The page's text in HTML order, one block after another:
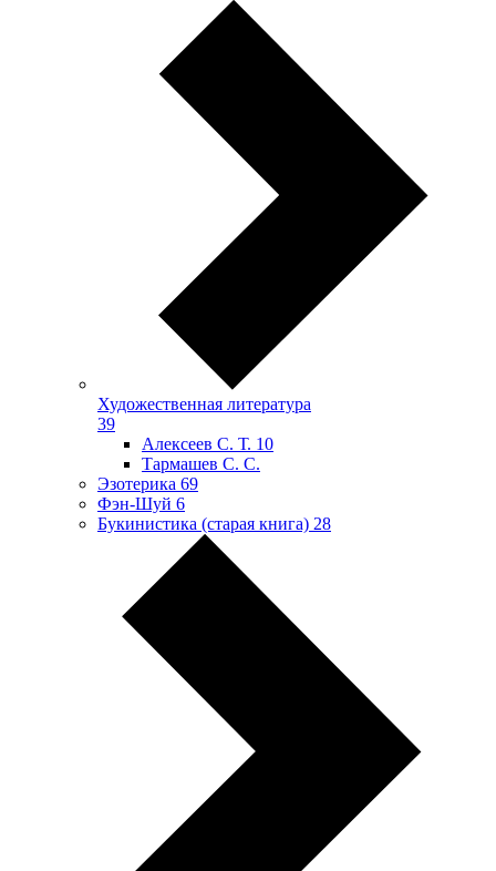
Художественная литература
39
Алексеев С. Т. 10
Тармашев С. С.
Эзотерика 69
Фэн-Шуй 6
Букинистика (старая книга) 28